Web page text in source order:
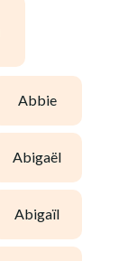
abbie
abigaël
abigaïl